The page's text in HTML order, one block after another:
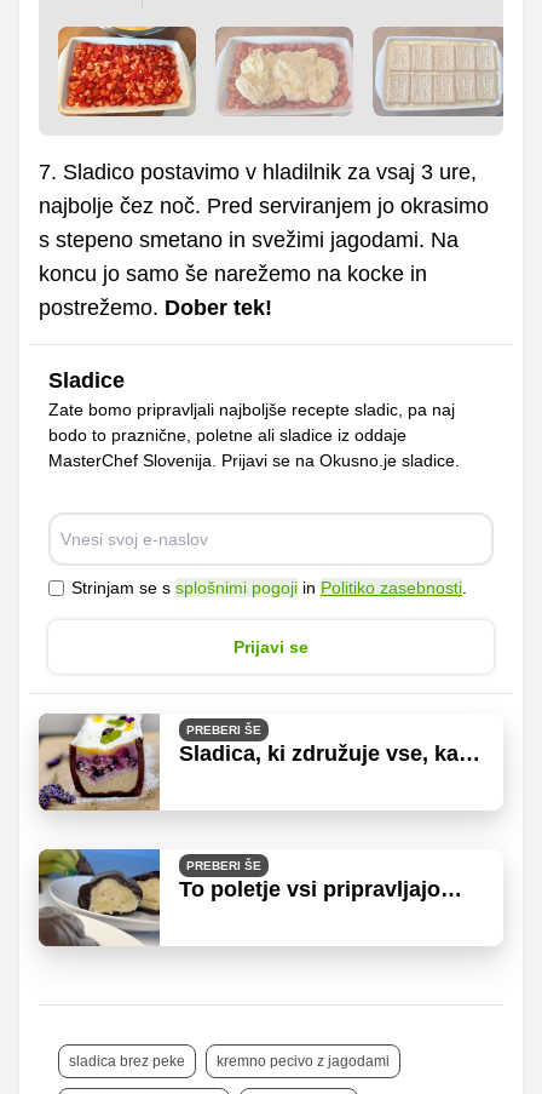
7. Sladico postavimo v hladilnik za vsaj 3 ure,
najbolje čez noč. Pred serviranjem jo okrasimo
s stepeno smetano in svežimi jagodami. Na
koncu jo samo še narežemo na kocke in
postrežemo. Dober tek!
Sladice
Zate bomo pripravljali najboljše recepte sladic, pa naj
bodo to praznične, poletne ali sladice iz oddaje
MasterChef Slovenija. Prijavi se na Okusno.je sladice.
Strinjam se s splošnimi pogoji in Politiko zasebnosti
Prijavi se
PREBERI ŠE
Sladica, ki združuje vse, kar
PREBERI ŠE
To poletje vsi pripravljajo
sladica brez peke kremno pecivo z jagodami